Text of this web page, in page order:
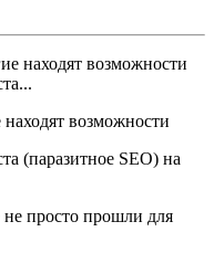
возможности
(паразитное SEO) на
не просто прошли для